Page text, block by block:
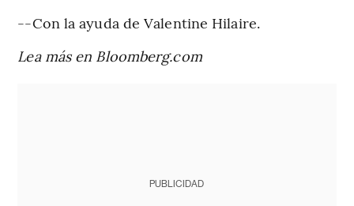
--Con la ayuda de Valentine Hilaire.
Lea más en Bloomberg.com
PUBLICIDAD